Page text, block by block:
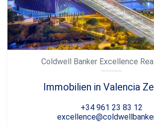
Coldwell Banker Excellence
Immobilien in Valencia
+34 961 23 83 12